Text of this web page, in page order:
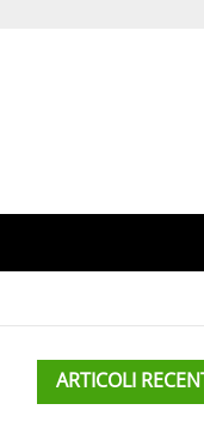
ARTICOLI